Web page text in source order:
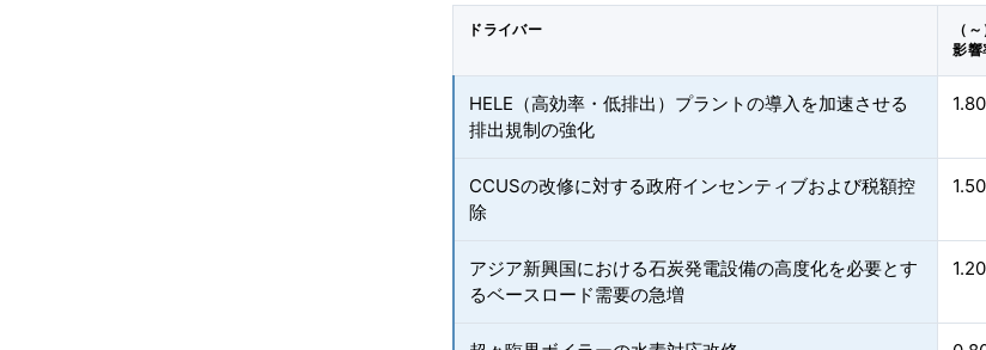
ドライバー
（
影響
HELE（高効率・低排出）プラントの導入を加速させる
排出規制の強化
CCUSの改修に対する政府インセンティブおよび税額控
除
アジア新興国における石炭発電設備の高度化を必要とす
るベースロード需要の急増